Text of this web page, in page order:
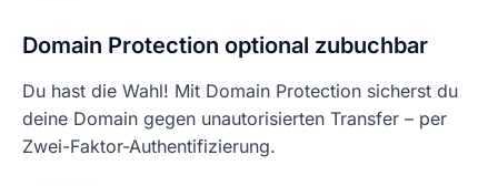
Domain Protection optional zubuchbar
Du hast die Wahl! Mit Domain Protection sicherst du
deine Domain gegen unautorisierten Transfer – per
Zwei-Faktor-Authentifizierung.